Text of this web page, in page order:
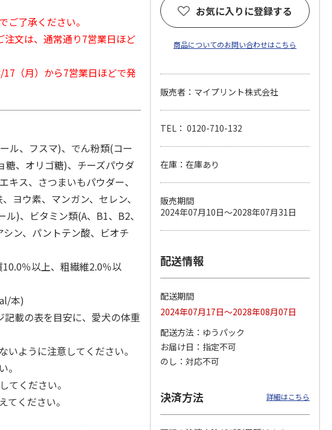
ムデンタルコーン
470円
(送料別・税込)
チ 健康に育つ子ね
(送料別・税込)
ペット線香 虹のか
なた フルーティフ
ローラルの香り
590円
(送料別・税込)
100円
(送料別・税込)
ご了承ください。
文は、通常通り7営業日ほど
（月）から7営業日ほどで発
ル、フスマ)、でん粉類(コー
糖、オリゴ糖)、チーズパウダ
キス、さつまいもパウダー、
ヨウ素、マンガン、セレン、
)、ビタミン類(A、B1、B2、
ン、パントテン酸、ビオチ
10.0％以上、粗繊維2.0％以
本)
記載の表を目安に、愛犬の体重
いように注意してください。
。
てください。
てください。
お気に入りに登録する
商品についてのお問い合わせはこちら
販売者：マイプリント株式会社
TEL： 0120-710-132
在庫：在庫あり
販売期間
2024年07月10日～2028年07月31日
配送情報
配送期間
2024年07月17日～2028年08月07日
配送方法
ゆうパック
お届け日
指定不可
のし
対応不可
決済方法 詳細はこちら